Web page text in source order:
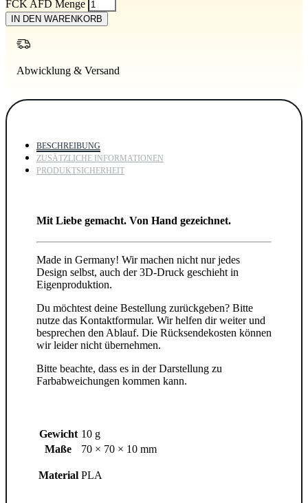
FCK AFD Menge
IN DEN WARENKORB
Abwicklung & Versand
BESCHREIBUNG
ZUSÄTZLICHE INFORMATIONEN
PRODUKTSICHERHEIT
Mit Liebe gemacht. Von Hand gezeichnet.
Made in Germany! Wir machen nicht nur jedes
Design selbst, auch der 3D-Druck geschieht in
Eigenproduktion.
Du möchtest deine Bestellung zurückgeben? Bitte
nutze das Kontaktformular. Wir helfen dir weiter und
besprechen den Ablauf. Die Rücksendekosten können
wir leider nicht übernehmen.
Bitte beachte, dass es in der Darstellung zu
Farbabweichungen kommen kann.
Gewicht 10 g
Maße
70 × 70 × 10 mm
Material PLA